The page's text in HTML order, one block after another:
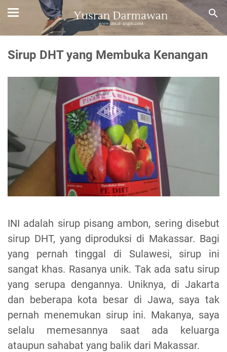
Sirup DHT yang Membuka Kenangan
INI adalah sirup pisang ambon, sering disebut
sirup DHT, yang diproduksi di Makassar. Bagi
yang pernah tinggal di Sulawesi, sirup ini
sangat khas. Rasanya unik. Tak ada satu sirup
yang serupa dengannya. Uniknya, di Jakarta
dan beberapa kota besar di Jawa, saya tak
pernah menemukan sirup ini. Makanya, saya
selalu memesannya saat ada keluarga
ataupun sahabat yang balik dari Makassar.